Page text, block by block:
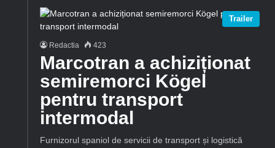
Trailer
Redactia 423
Marcotran a achiziționat
semiremorci Kögel
pentru transport
intermodal
Furnizorul spaniol de servicii de transport și logistică